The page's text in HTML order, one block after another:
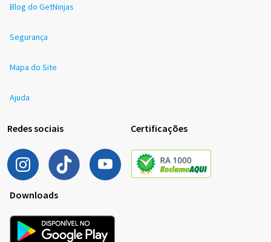
Blog do GetNinjas
Segurança
Mapa do Site
Ajuda
Redes sociais Certificações
Downloads